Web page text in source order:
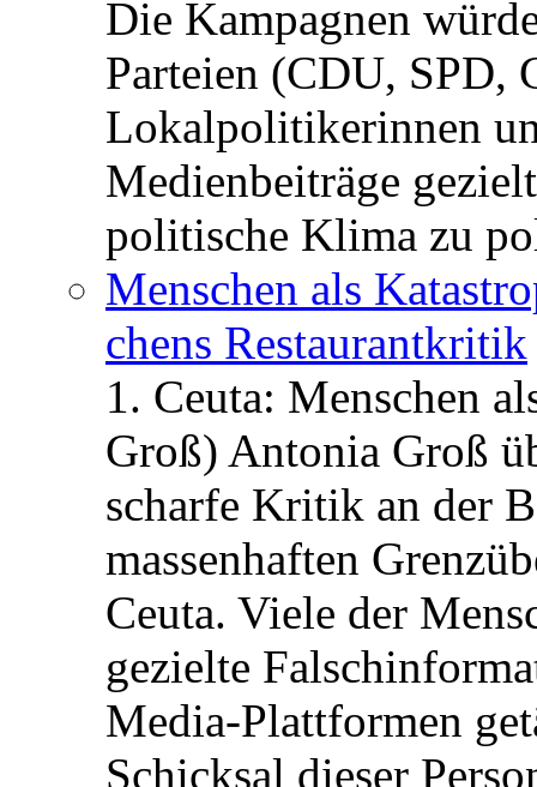
Die Kampagnen
Parteien (CDU, SPD,
Lokalpolitikerinnen
Medienbeiträge
politische Klima zu
Menschen als
chens Restau­rant­kritik
1. Ceuta: Menschen
Groß) Antonia Groß
scharfe Kritik an der
massenhaften
Ceuta. Viele der
gezielte
Media-Plattformen
Schicksal dieser